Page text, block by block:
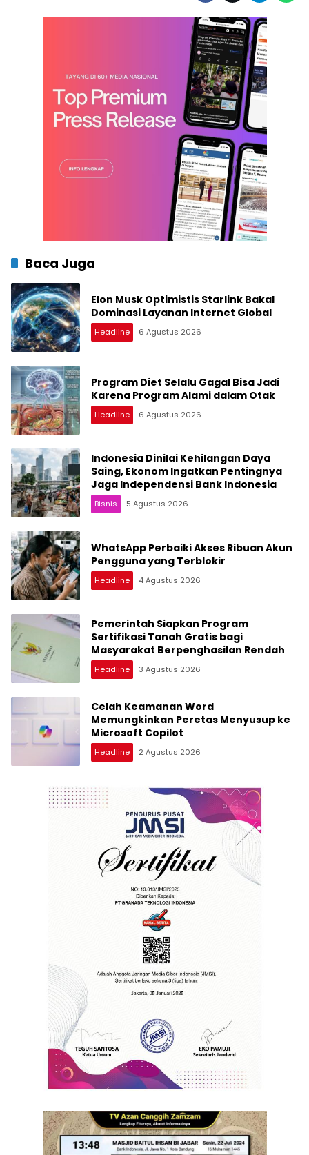
Baca Juga
Elon Musk Optimistis Starlink Bakal
Dominasi Layanan Internet Global
Headline 6 Agustus 2026
Program Diet Selalu Gagal Bisa Jadi
Karena Program Alami dalam Otak
Headline 6 Agustus 2026
Indonesia Dinilai Kehilangan Daya
Saing, Ekonom Ingatkan Pentingnya
Jaga Independensi Bank Indonesia
Bisnis 5 Agustus 2026
WhatsApp Perbaiki Akses Ribuan Akun
Pengguna yang Terblokir
Headline 4 Agustus 2026
Pemerintah Siapkan Program
Sertifikasi Tanah Gratis bagi
Masyarakat Berpenghasilan Rendah
Headline 3 Agustus 2026
Celah Keamanan Word
Memungkinkan Peretas Menyusup ke
Microsoft Copilot
Headline 2 Agustus 2026